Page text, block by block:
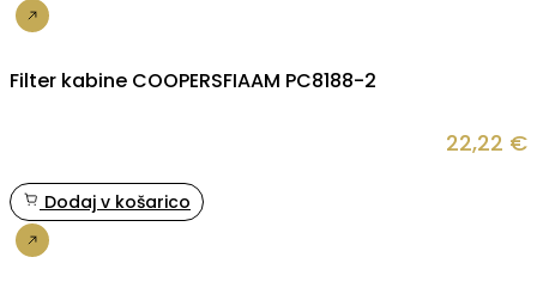
Filter kabine COOPERSFIAAM PC8188-2
22,22 €
Dodaj v košarico